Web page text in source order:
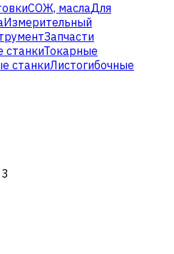
СОЖ, маслаДля
Измерительный
Запчасти
станкиТокарные
станкиЛистогибочные